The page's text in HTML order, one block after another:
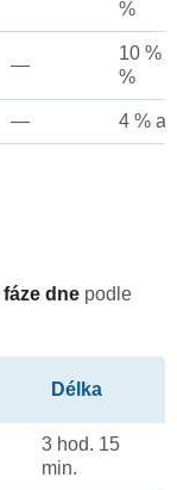
%
—
10 %
%
— 4 %
fáze dne podle
Délka
3 hod. 15
min.